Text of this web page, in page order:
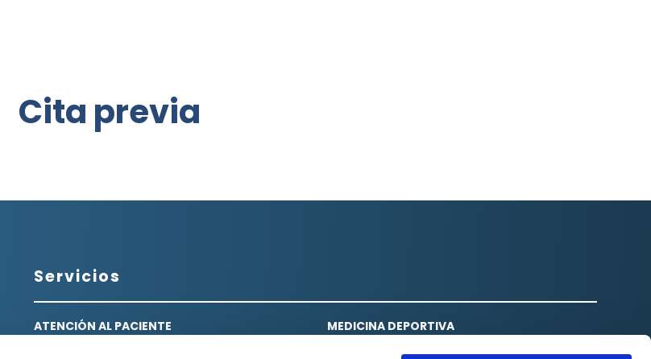
Cita previa
Servicios
ATENCIÓN AL PACIENTE
MEDICINA DEPORTIVA